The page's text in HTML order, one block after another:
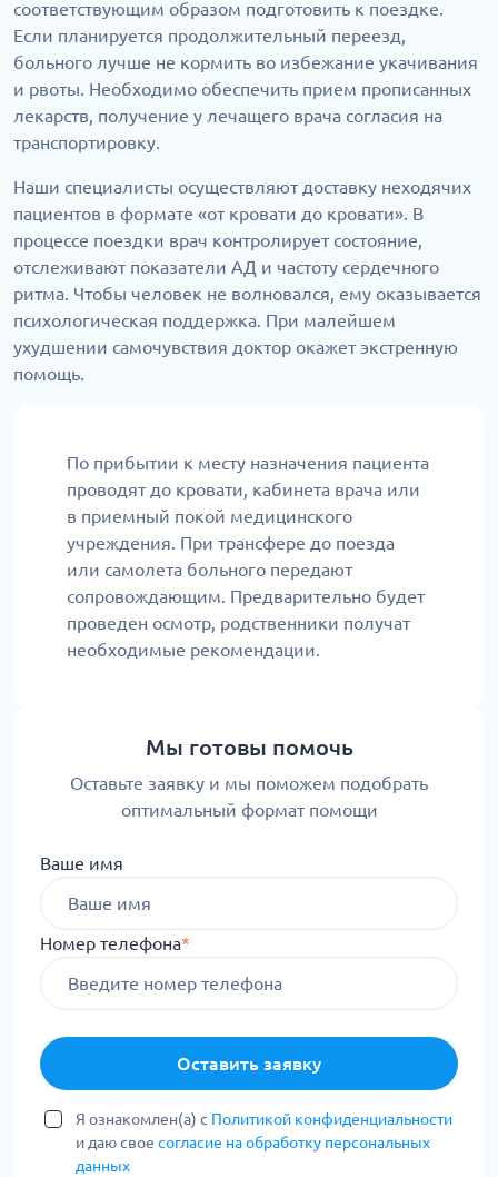
соответствующим образом подготовить к поездке.
Если планируется продолжительный переезд,
больного лучше не кормить во избежание укачивания
и рвоты. Необходимо обеспечить прием прописанных
лекарств, получение у лечащего врача согласия на
транспортировку.
Наши специалисты осуществляют доставку неходячих
пациентов в формате «от кровати до кровати». В
процессе поездки врач контролирует состояние,
отслеживают показатели АД и частоту сердечного
ритма. Чтобы человек не волновался, ему оказывается
психологическая поддержка. При малейшем
ухудшении самочувствия доктор окажет экстренную
помощь.
По прибытии к месту назначения пациента
проводят до кровати, кабинета врача или
в приемный покой медицинского
учреждения. При трансфере до поезда
или самолета больного передают
сопровождающим. Предварительно будет
проведен осмотр, родственники получат
необходимые рекомендации.
Мы готовы помочь
Оставьте заявку и мы поможем подобрать
оптимальный формат помощи
Ваше имя
Номер телефона*
Оставить заявку
Я ознакомлен(а) с Политикой конфиденциальности
и даю свое согласие на обработку персональных
данных